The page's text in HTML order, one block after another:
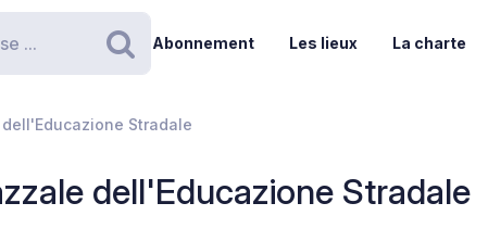
Rechercher
Abonnement Les lieux La charte
Stradale
dell'Educazione Stradale